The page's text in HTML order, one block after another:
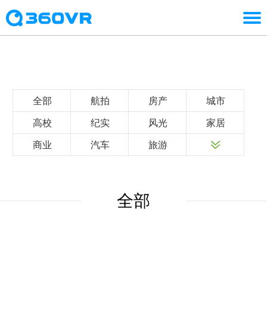
全部 航拍 房产 城市
高校 纪实 风光 家居
商业 汽车 旅游
全部